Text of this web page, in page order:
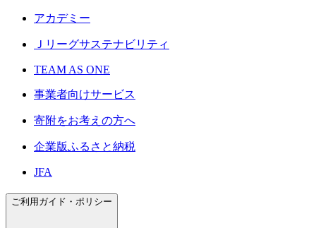
アカデミー
Ｊリーグサステナビリティ
TEAM AS ONE
事業者向けサービス
寄附をお考えの方へ
企業版ふるさと納税
JFA
ご利用ガイド・ポリシー